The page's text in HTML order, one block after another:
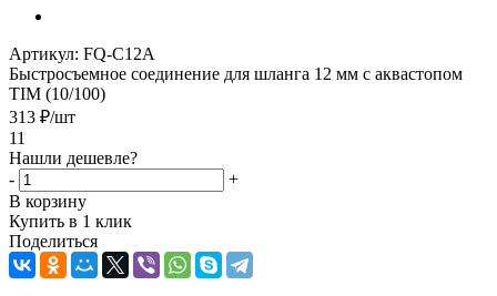
Артикул: FQ-C12A
Быстросъемное соединение для шланга 12 мм с аквастопом
TIM (10/100)
313 ₽/шт
11
Нашли дешевле?
-
+
В корзину
Купить в 1 клик
Поделиться